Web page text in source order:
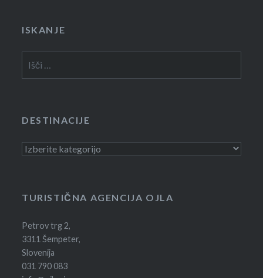
ISKANJE
DESTINACIJE
Destinacije
TURISTIČNA AGENCIJA OJLA
Petrov trg 2,
3311 Šempeter,
Slovenija
031 790 083